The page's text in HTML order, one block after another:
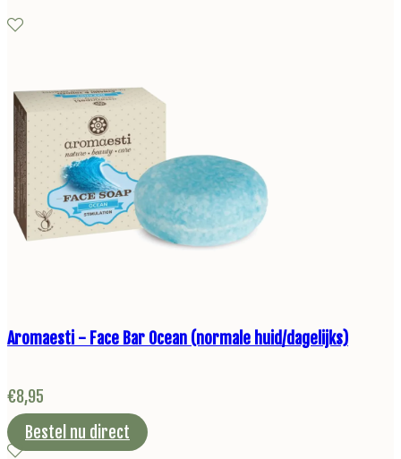
Aromaesti - Face Bar Ocean (normale huid/dagelijks)
€8,95
Bestel nu direct